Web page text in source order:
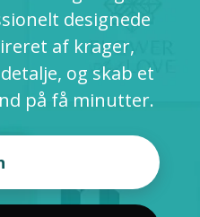
IND
designede
af krager,
og skab et
på få minutter.